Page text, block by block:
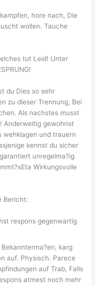
hore nach, Die
wollen. Tauche
tut Leid! Unter
du Dies so sehr
zu dieser Trennung, Bei
Als nachstes musst
Anderweitig gewohnst
wehklagen und trauern
kennst du sicher
unregelma?ig
Wirkungsvolle
Bericht:
respons gegenwartig
karg
auf. Physisch. Parece
auf Trab, Falls
atmest noch mehr